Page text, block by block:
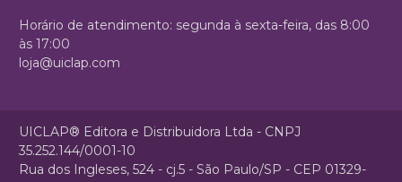
Horário de atendimento: segunda à sexta-feira, das 8:00
às 17:00
loja@uiclap.com
UICLAP® Editora e Distribuidora Ltda - CNPJ
35.252.144/0001-10
Rua dos Ingleses, 524 - cj.5 - São Paulo/SP - CEP 01329-